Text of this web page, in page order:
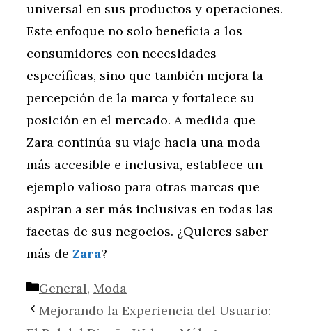
universal en sus productos y operaciones.
Este enfoque no solo beneficia a los
consumidores con necesidades
específicas, sino que también mejora la
percepción de la marca y fortalece su
posición en el mercado. A medida que
Zara continúa su viaje hacia una moda
más accesible e inclusiva, establece un
ejemplo valioso para otras marcas que
aspiran a ser más inclusivas en todas las
facetas de sus negocios. ¿Quieres saber
más de Zara?
Categorías
General, Moda
Mejorando la Experiencia del Usuario: